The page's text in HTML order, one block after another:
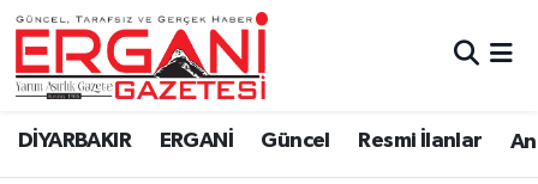
DİYARBAKIR ERGANİ Güncel Resmi İlanlar
DİYARBAKIR
BİSMİL
BAĞLAR
ERGANİ
Ergani Nöbetçi Eczaneler
Ergani Hava Durumu